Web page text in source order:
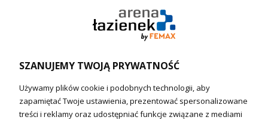
Ogrzewanie podłogowe (główne)
Technika solarna
Fotowoltanika
SZANUJEMY TWOJĄ PRYWATNOŚĆ
Używamy plików cookie i podobnych technologii, aby
zapamiętać Twoje ustawienia, prezentować spersonalizowane
treści i reklamy oraz udostępniać funkcje związane z mediami